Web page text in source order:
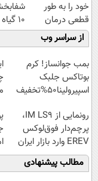
خود را به طور
قطعی درمان
کنید!
◗پرسش‌نامه◖
10 گیاه
امشب)
از سراسر وب
بمب جوانساز! کرم
بوتاکس جلبک
اسپیرولینا50%تخفیف
رونمایی از IM LS9،
پرچم‌دار فوق‌لوکس
EREV وارد بازار ایران
شد
مطالب پیشنهادی